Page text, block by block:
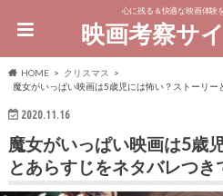
心に残る＆快適な映画体験
映画考察サ
HOME
クリスマス
魔女がいっぱい映画は5歳児には怖い？ストーリー
2020.11.16
魔女がいっぱい映画は5歳
とあらすじをネタバレつき